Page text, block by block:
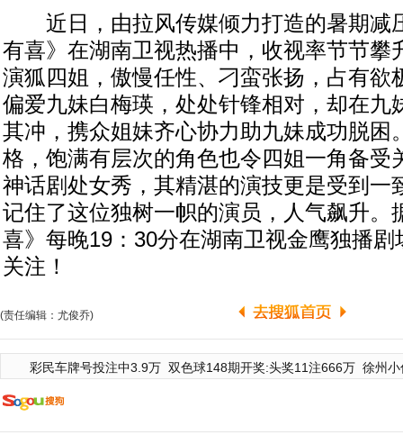
近日，由拉风传媒倾力打造的暑期减
有喜》在湖南卫视热播中，收视率节节攀
演狐四姐，傲慢任性、刁蛮张扬，占有欲
偏爱九妹白梅瑛，处处针锋相对，却在九
其冲，携众姐妹齐心协力助九妹成功脱困
格，饱满有层次的角色也令四姐一角备受
神话剧处女秀，其精湛的演技更是受到一
记住了这位独树一帜的演员，人气飙升。
喜》每晚19：30分在湖南卫视金鹰独播
关注！
(责任编辑：尤俊乔)
彩民车牌号投注中3.9万 双色球148期开奖:头奖11注666万 徐州